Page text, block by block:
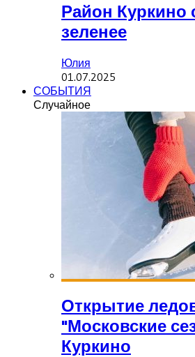
Район Куркино
зеленее
Юлия
01.07.2025
СОБЫТИЯ
Случайное
Открытие
"Московские
Куркино